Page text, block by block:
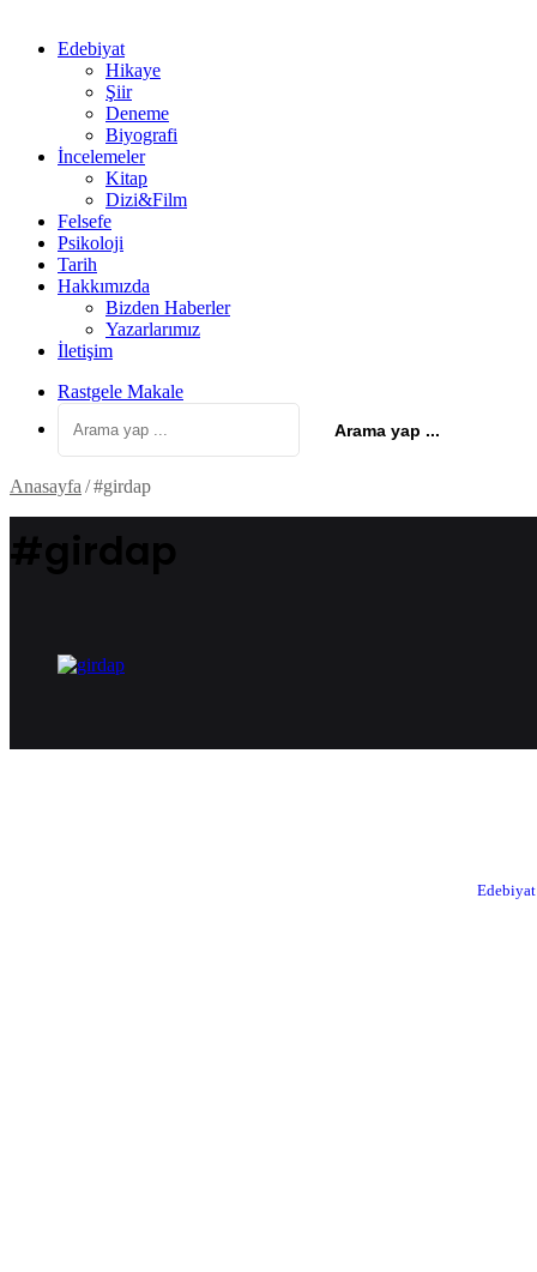
Edebiyat
Hikaye
Şiir
Deneme
Biyografi
İncelemeler
Kitap
Dizi&Film
Felsefe
Psikoloji
Tarih
Hakkımızda
Bizden Haberler
Yazarlarımız
İletişim
Rastgele Makale
Arama yap ...
Anasayfa /#girdap
#girdap
Edebiyat